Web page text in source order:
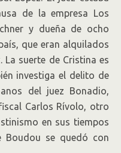
de la empresa Los
y dueña de ocho
que eran alquilados
La suerte de Cristina es
investiga el delito de
del juez Bonadio,
Carlos Rívolo, otro
en sus tiempos
Boudou se quedó con